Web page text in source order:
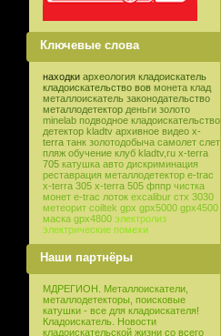
Ключевые слова
находки археология кладоискатель
кладоискательство вов монета клад
металлоискатель законодательство
металлодетектор деньги золото
minelab подводное кладоискательство
детектор kladtv архивное видео x-
terra танк золотодобыча самолет слет
пляж обучение клуб kladtv,ru x-terra
705 катушка авто дискриминация
реставрация металлодетектор e-trac
x-terra 305 x-terra 505 фппр чистка
монет e-trac лоток excalibur стх 3030
метеорит coiltek gpx gpx5000 gpx4500
маска gpx4800 электролиз
электрические помехи
Наши партнёры
МДРЕГИОН. Металлоискатели,
металлодетекторы, поисковые
катушки - все для кладоискателя!
Кладоискатель. Новости
кладоискательской жизни со всего